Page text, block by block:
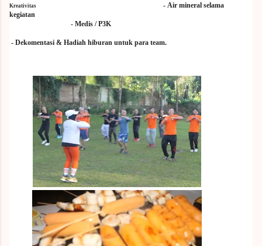
Kreativitas
- Air mineral selama
kegiatan
- Medis / P3K
- Dekomentasi & Hadiah hiburan untuk para team.